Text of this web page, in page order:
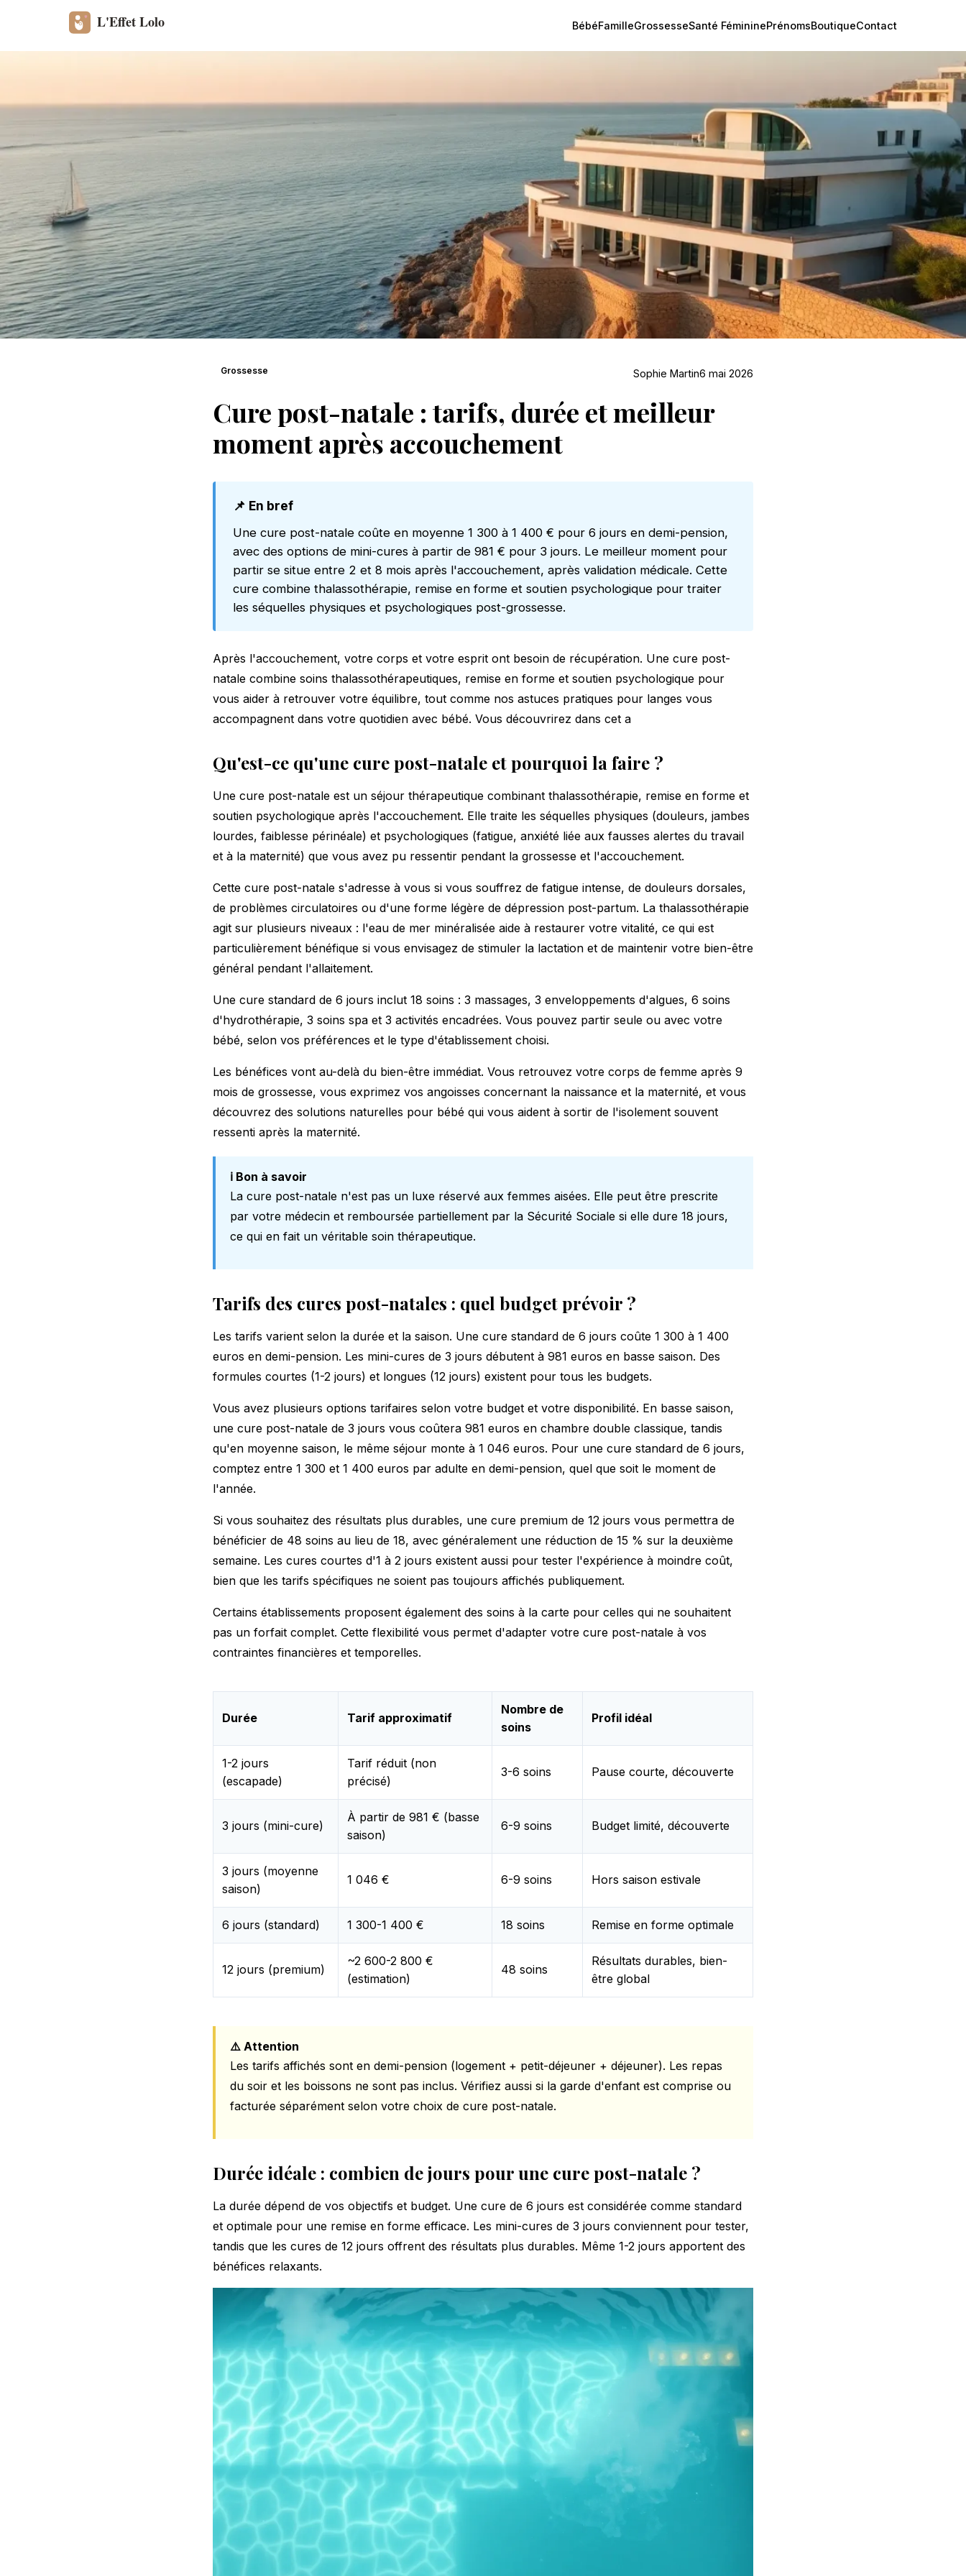
BébéFamilleGrossesseSanté FémininePrénomsBoutiqueContact
Grossesse Sophie Martin6 mai 2026
Cure post-natale : tarifs, durée et meilleur
moment après accouchement
📌 En bref
Une cure post-natale coûte en moyenne 1 300 à 1 400 € pour 6 jours en demi-pension,
avec des options de mini-cures à partir de 981 € pour 3 jours. Le meilleur moment pour
partir se situe entre 2 et 8 mois après l'accouchement, après validation médicale. Cette
cure combine thalassothérapie, remise en forme et soutien psychologique pour traiter
les séquelles physiques et psychologiques post-grossesse.
Après l'accouchement, votre corps et votre esprit ont besoin de récupération. Une cure post-
natale combine soins thalassothérapeutiques, remise en forme et soutien psychologique pour
vous aider à retrouver votre équilibre, tout comme nos astuces pratiques pour langes vous
accompagnent dans votre quotidien avec bébé. Vous découvrirez dans cet a
Qu'est-ce qu'une cure post-natale et pourquoi la faire ?
Une cure post-natale est un séjour thérapeutique combinant thalassothérapie, remise en forme et
soutien psychologique après l'accouchement. Elle traite les séquelles physiques (douleurs, jambes
lourdes, faiblesse périnéale) et psychologiques (fatigue, anxiété liée aux fausses alertes du travail
et à la maternité) que vous avez pu ressentir pendant la grossesse et l'accouchement.
Cette cure post-natale s'adresse à vous si vous souffrez de fatigue intense, de douleurs dorsales,
de problèmes circulatoires ou d'une forme légère de dépression post-partum. La thalassothérapie
agit sur plusieurs niveaux : l'eau de mer minéralisée aide à restaurer votre vitalité, ce qui est
particulièrement bénéfique si vous envisagez de stimuler la lactation et de maintenir votre bien-être
général pendant l'allaitement.
Une cure standard de 6 jours inclut 18 soins : 3 massages, 3 enveloppements d'algues, 6 soins
d'hydrothérapie, 3 soins spa et 3 activités encadrées. Vous pouvez partir seule ou avec votre
bébé, selon vos préférences et le type d'établissement choisi.
Les bénéfices vont au-delà du bien-être immédiat. Vous retrouvez votre corps de femme après 9
mois de grossesse, vous exprimez vos angoisses concernant la naissance et la maternité, et vous
découvrez des solutions naturelles pour bébé qui vous aident à sortir de l'isolement souvent
ressenti après la maternité.
ℹ️ Bon à savoir
La cure post-natale n'est pas un luxe réservé aux femmes aisées. Elle peut être prescrite
par votre médecin et remboursée partiellement par la Sécurité Sociale si elle dure 18 jours,
ce qui en fait un véritable soin thérapeutique.
Tarifs des cures post-natales : quel budget prévoir ?
Les tarifs varient selon la durée et la saison. Une cure standard de 6 jours coûte 1 300 à 1 400
euros en demi-pension. Les mini-cures de 3 jours débutent à 981 euros en basse saison. Des
formules courtes (1-2 jours) et longues (12 jours) existent pour tous les budgets.
Vous avez plusieurs options tarifaires selon votre budget et votre disponibilité. En basse saison,
une cure post-natale de 3 jours vous coûtera 981 euros en chambre double classique, tandis
qu'en moyenne saison, le même séjour monte à 1 046 euros. Pour une cure standard de 6 jours,
comptez entre 1 300 et 1 400 euros par adulte en demi-pension, quel que soit le moment de
l'année.
Si vous souhaitez des résultats plus durables, une cure premium de 12 jours vous permettra de
bénéficier de 48 soins au lieu de 18, avec généralement une réduction de 15 % sur la deuxième
semaine. Les cures courtes d'1 à 2 jours existent aussi pour tester l'expérience à moindre coût,
bien que les tarifs spécifiques ne soient pas toujours affichés publiquement.
Certains établissements proposent également des soins à la carte pour celles qui ne souhaitent
pas un forfait complet. Cette flexibilité vous permet d'adapter votre cure post-natale à vos
contraintes financières et temporelles.
Durée Tarif approximatif
Nombre de
soins
Profil idéal
1-2 jours
(escapade)
Tarif réduit (non
précisé)
3-6 soins Pause courte, découverte
3 jours (mini-cure)
À partir de 981 € (basse
saison)
6-9 soins Budget limité, découverte
3 jours (moyenne
saison)
1 046 € 6-9 soins Hors saison estivale
6 jours (standard) 1 300-1 400 € 18 soins Remise en forme optimale
12 jours (premium)
~2 600-2 800 €
(estimation)
48 soins
Résultats durables, bien-
être global
⚠️ Attention
Les tarifs affichés sont en demi-pension (logement + petit-déjeuner + déjeuner). Les repas
du soir et les boissons ne sont pas inclus. Vérifiez aussi si la garde d'enfant est comprise ou
facturée séparément selon votre choix de cure post-natale.
Durée idéale : combien de jours pour une cure post-natale ?
La durée dépend de vos objectifs et budget. Une cure de 6 jours est considérée comme standard
et optimale pour une remise en forme efficace. Les mini-cures de 3 jours conviennent pour tester,
tandis que les cures de 12 jours offrent des résultats plus durables. Même 1-2 jours apportent des
bénéfices relaxants.